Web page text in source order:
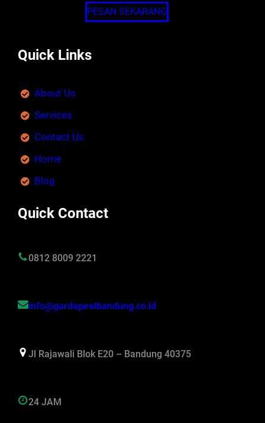
PESAN SEKARANG
Quick Links
About Us
Services
Contact Us
Home
Blog
Quick Contact
0812 8009 2221
info@gardapestbandung.co.id
Jl Rajawali Blok E20 – Bandung 40375
24 JAM